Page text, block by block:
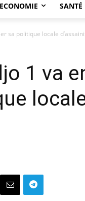
ECONOMIE SANTÉ
sa politique locale
1 va